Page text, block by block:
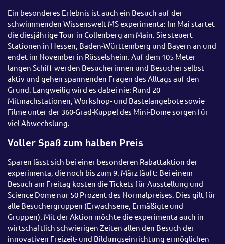
Ein besonderes Erlebnis ist auch ein Besuch auf der
schwimmenden Wissenswelt MS experimenta: Im Mai startet
die diesjährige Tour in Collenberg am Main. Sie steuert
Stationen in Hessen, Baden-Württemberg und Bayern an und
endet im November in Rüsselsheim. Auf dem 105 Meter
langen Schiff werden Besucherinnen und Besucher selbst
aktiv und gehen spannenden Fragen des Alltags auf den
Grund. Langweilig wird es dabei nie: Rund 20
Mitmachstationen, Workshop- und Bastelangebote sowie
Filme unter der 360-Grad-Kuppel des Mini-Dome sorgen für
viel Abwechslung.
Voller Spaß zum halben Preis
Sparen lässt sich bei einer besonderen Rabattaktion der
experimenta, die noch bis zum 9. März läuft: Bei einem
Besuch am Freitag kosten die Tickets für Ausstellung und
Science Dome nur 50 Prozent des Normalpreises. Dies gilt für
alle Besuchergruppen (Erwachsene, Ermäßigte und
Gruppen). Mit der Aktion möchte die experimenta auch in
wirtschaftlich schwierigen Zeiten allen den Besuch der
innovativen Freizeit- und Bildungseinrichtung ermöglichen